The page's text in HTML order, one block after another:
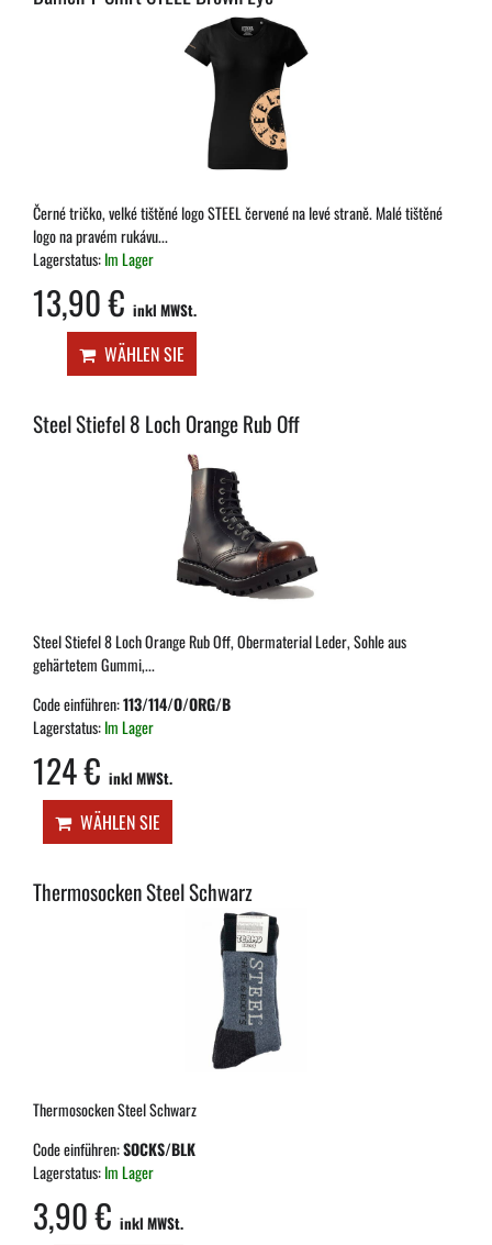
Černé tričko, velké tištěné logo STEEL červené na levé straně. Malé tištěné
logo na pravém rukávu...
Lagerstatus:Im Lager
13,90 € inkl MWSt.
WÄHLEN SIE
Steel Stiefel 8 Loch Orange Rub Off
Steel Stiefel 8 Loch Orange Rub Off, Obermaterial Leder, Sohle aus
gehärtetem Gummi,...
Code einführen:113/114/O/ORG/B
Lagerstatus:Im Lager
124 € inkl MWSt.
WÄHLEN SIE
Thermosocken Steel Schwarz
Thermosocken Steel Schwarz
Code einführen:SOCKS/BLK
Lagerstatus:Im Lager
3,90 € inkl MWSt.